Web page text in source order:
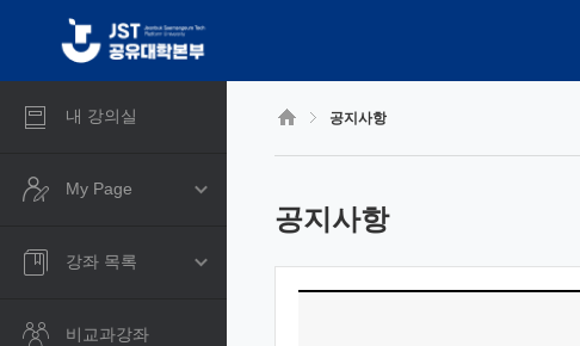
텐
내 강의실
My Page
강좌 목록
비교과강좌
공지사항
공지사항